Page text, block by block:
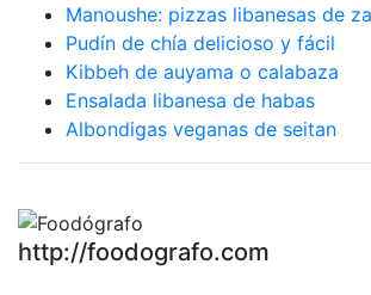
Manoushe: pizzas libanesas de
Pudín de chía delicioso y fácil
Kibbeh de auyama o calabaza
Ensalada libanesa de habas
Albondigas veganas de seitan
http://foodografo.com